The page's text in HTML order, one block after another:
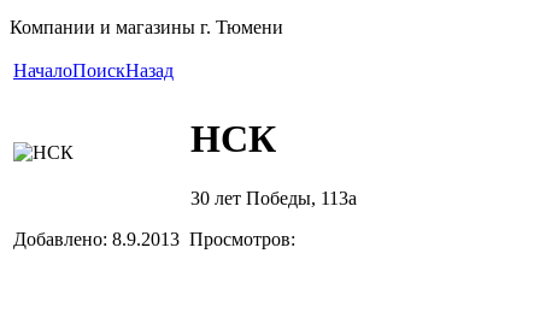
Компании и магазины г. Тюмени
НачалоПоискНазад
НСК
30 лет Победы, 113а
Добавлено: 8.9.2013 Просмотров: